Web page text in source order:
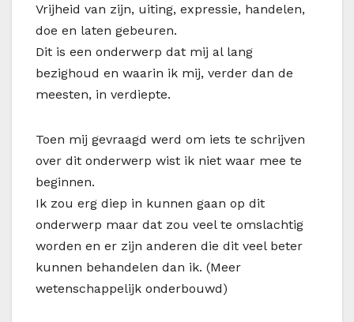
Vrijheid van zijn, uiting, expressie, handelen,
doe en laten gebeuren.
Dit is een onderwerp dat mij al lang
bezighoud en waarin ik mij, verder dan de
meesten, in verdiepte.
Toen mij gevraagd werd om iets te schrijven
over dit onderwerp wist ik niet waar mee te
beginnen.
Ik zou erg diep in kunnen gaan op dit
onderwerp maar dat zou veel te omslachtig
worden en er zijn anderen die dit veel beter
kunnen behandelen dan ik. (Meer
wetenschappelijk onderbouwd)